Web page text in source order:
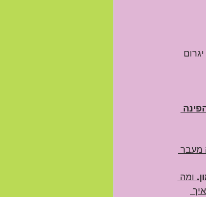
מעבר
ומה